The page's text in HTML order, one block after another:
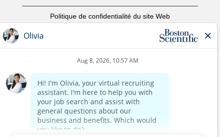
Politique de confidentialité du site Web
Page d'accueil du site de l'entreprise